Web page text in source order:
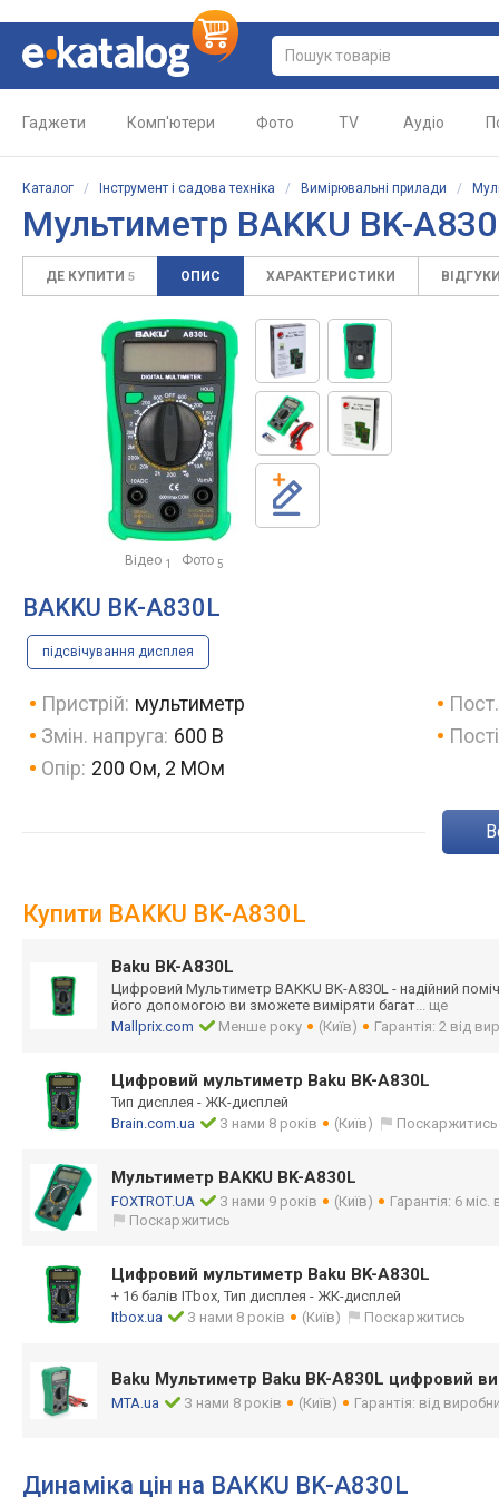
Гаджети Комп'ютери Фото TV Аудіо
Каталог / Інструмент і садова техніка / Вимірювальні прилади /
Мультиметр BAKKU BK-
ДЕ КУПИТИ 5 ОПИС ХАРАКТЕРИСТИКИ ВІДГУКИ
Відео 1 Фото 5
BAKKU BK-A830L
підсвічування дисплея
Пристрій: мультиметр
Змін. напруга: 600 В
Опір: 200 Ом, 2 МОм
Купити BAKKU BK-A830L
Baku BK-A830L
Цифровий Мультиметр BAKKU BK-A830L - надійний
його допомогою ви зможете виміряти багат... ще
Mallprix.com
Менше року (Київ) Гарантія: 2 від
Цифровий мультиметр Baku BK-A830L
Тип дисплея - ЖК-дисплей
Brain.com.ua
З нами 8 років (Київ) Поскаржитись
Мультиметр BAKKU BK-A830L
FOXTROT.UA З нами 9 років (Київ)
Гарантія: 6 міс.
Поскаржитись
Цифровий мультиметр Baku BK-A830L
+ 16 балів ITbox, Тип дисплея - ЖК-дисплей
Itbox.ua
З нами 8 років (Київ) Поскаржитись
Baku Мультиметр Baku BK-A830L цифровий
MTA.ua З нами 8 років (Київ) Гарантія: від
Динаміка цін на BAKKU BK-A830L